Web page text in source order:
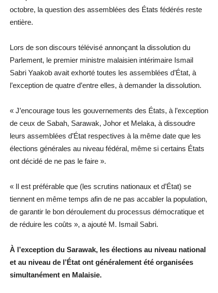
octobre, la question des assemblées des États fédérés reste
entière.
Lors de son discours télévisé annonçant la dissolution du
Parlement, le premier ministre malaisien intérimaire Ismail
Sabri Yaakob avait exhorté toutes les assemblées d’État, à
l’exception de quatre d’entre elles, à demander la dissolution.
« J’encourage tous les gouvernements des États, à l’exception
de ceux de Sabah, Sarawak, Johor et Melaka, à dissoudre
leurs assemblées d’État respectives à la même date que les
élections générales au niveau fédéral, même si certains États
ont décidé de ne pas le faire ».
« Il est préférable que (les scrutins nationaux et d’État) se
tiennent en même temps afin de ne pas accabler la population,
de garantir le bon déroulement du processus démocratique et
de réduire les coûts », a ajouté M. Ismail Sabri.
À l’exception du Sarawak, les élections au niveau national
et au niveau de l’État ont généralement été organisées
simultanément en Malaisie.